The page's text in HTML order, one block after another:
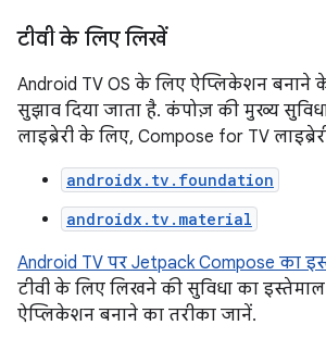
टीवी के लिए लिखें
Android TV OS के लिए ऐप्लिकेशन बनाने
सुझाव दिया जाता है. कंपोज़ की मुख्य
लाइब्रेरी के लिए, Compose for TV
androidx.tv.foundation
androidx.tv.material
Android TV पर Jetpack Compose का
टीवी के लिए लिखने की सुविधा का
ऐप्लिकेशन बनाने का तरीका जानें.